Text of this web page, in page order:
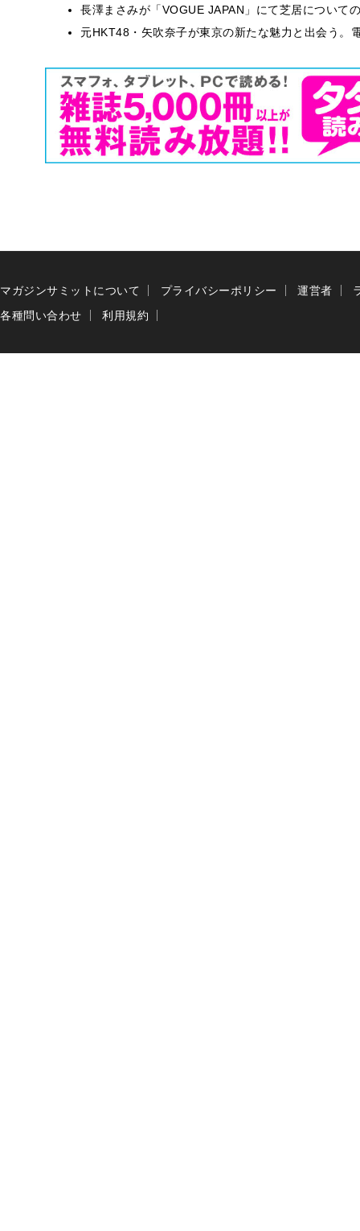
長澤まさみが「VOGUE JAPAN」にて芝居について
元HKT48・矢吹奈子が東京の新たな魅力と出会う
マガジンサミットについて プライバシーポリシー 運営者
各種問い合わせ
利用規約